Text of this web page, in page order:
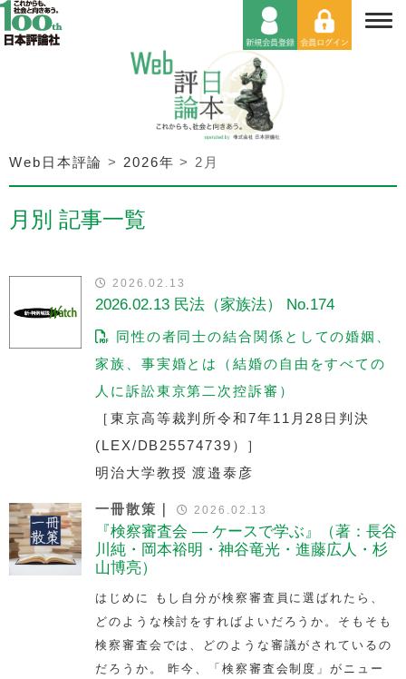
Web日本評論 > 2026年 > 2月
月別 記事一覧
2026.02.13
2026.02.13 民法（家族法） No.174
同性の者同士の結合関係としての婚姻、
家族、事実婚とは（結婚の自由をすべての
人に訴訟東京第二次控訴審）
［東京高等裁判所令和7年11月28日判決
(LEX/DB25574739）］
明治大学教授 渡邉泰彦
一冊散策｜ 2026.02.13
『検察審査会 — ケースで学ぶ』（著：長谷
川純・岡本裕明・神谷竜光・進藤広人・杉
山博亮）
はじめに もし自分が検察審査員に選ばれたら、
どのような検討をすればよいだろうか。そもそも
検察審査会では、どのような審議がされているの
だろうか。 昨今、「検察審査会制度」がニュー